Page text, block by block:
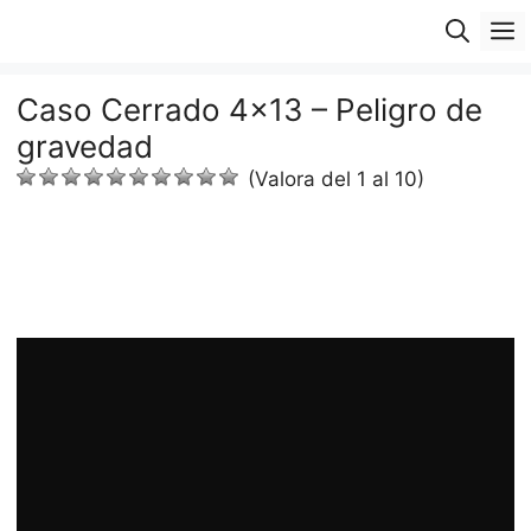
Caso Cerrado 4×13 – Peligro de
gravedad
(Valora del 1 al 10)